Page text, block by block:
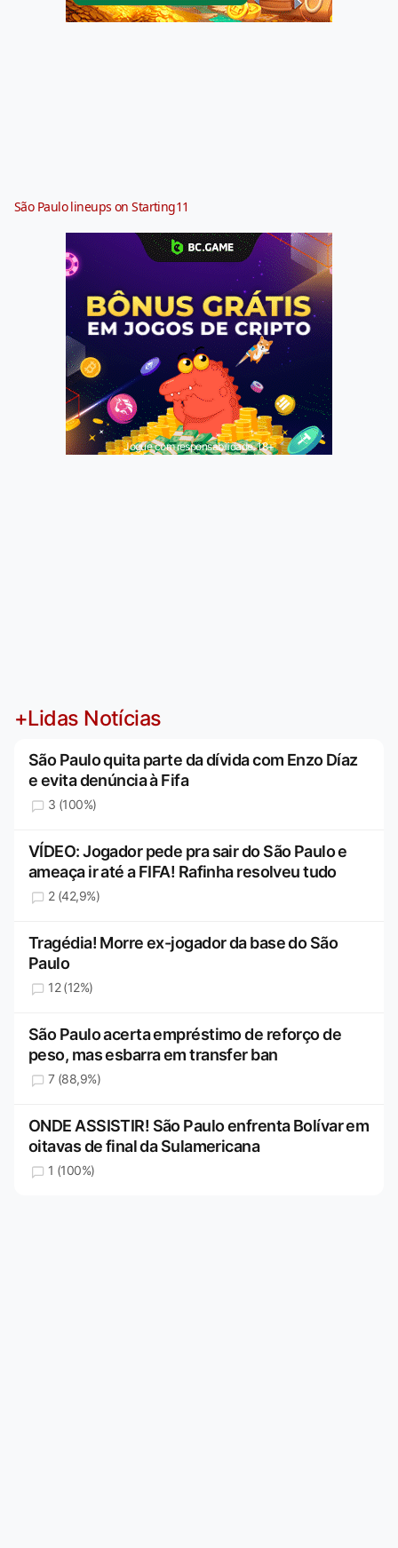
São Paulo lineups on Starting11
Jogue com responsabilidade. 18+
+Lidas Notícias
São Paulo quita parte da dívida com Enzo Díaz
e evita denúncia à Fifa
3 (100%)
VÍDEO: Jogador pede pra sair do São Paulo e
ameaça ir até a FIFA! Rafinha resolveu tudo
2 (42,9%)
Tragédia! Morre ex-jogador da base do São
Paulo
12 (12%)
São Paulo acerta empréstimo de reforço de
peso, mas esbarra em transfer ban
7 (88,9%)
ONDE ASSISTIR! São Paulo enfrenta Bolívar em
oitavas de final da Sulamericana
1 (100%)